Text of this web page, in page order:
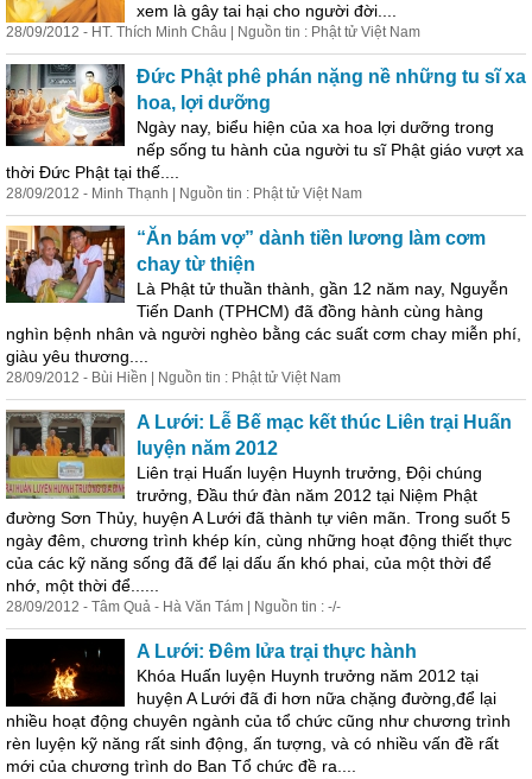
xem là gây tai hại cho người đời....
28/09/2012 - HT. Thích Minh Châu | Nguồn tin : Phật tử Việt Nam
Đức Phật phê phán nặng nề những tu sĩ xa
hoa, lợi dưỡng
Ngày nay, biểu hiện của xa hoa lợi dưỡng trong
nếp sống tu hành của người tu sĩ Phật giáo vượt xa
thời Đức Phật tại thế....
28/09/2012 - Minh Thạnh | Nguồn tin : Phật tử Việt Nam
“Ăn bám vợ” dành tiền lương làm cơm
chay từ thiện
Là Phật tử thuần thành, gần 12 năm nay, Nguyễn
Tiến Danh (TPHCM) đã đồng hành cùng hàng
nghìn bệnh nhân và người nghèo bằng các suất cơm chay miễn phí,
giàu yêu thương....
28/09/2012 - Bùi Hiền | Nguồn tin : Phật tử Việt Nam
A Lưới: Lễ Bế mạc kết thúc Liên trại Huấn
luyện năm 2012
Liên trại Huấn luyện Huynh trưởng, Đội chúng
trưởng, Đầu thứ đàn năm 2012 tại Niệm Phật
đường Sơn Thủy, huyện A Lưới đã thành tự viên mãn. Trong suốt 5
ngày đêm, chương trình khép kín, cùng những hoạt động thiết thực
của các kỹ năng sống đã để lại dấu ấn khó phai, của một thời để
nhớ, một thời để......
28/09/2012 - Tâm Quả - Hà Văn Tám | Nguồn tin : -/-
A Lưới: Đêm lửa trại thực hành
Khóa Huấn luyện Huynh trưởng năm 2012 tại
huyện A Lưới đã đi hơn nữa chặng đường,để lại
nhiều hoạt động chuyên ngành của tổ chức cũng như chương trình
rèn luyện kỹ năng rất sinh động, ấn tượng, và có nhiều vấn đề rất
mới của chương trình do Ban Tổ chức đề ra....